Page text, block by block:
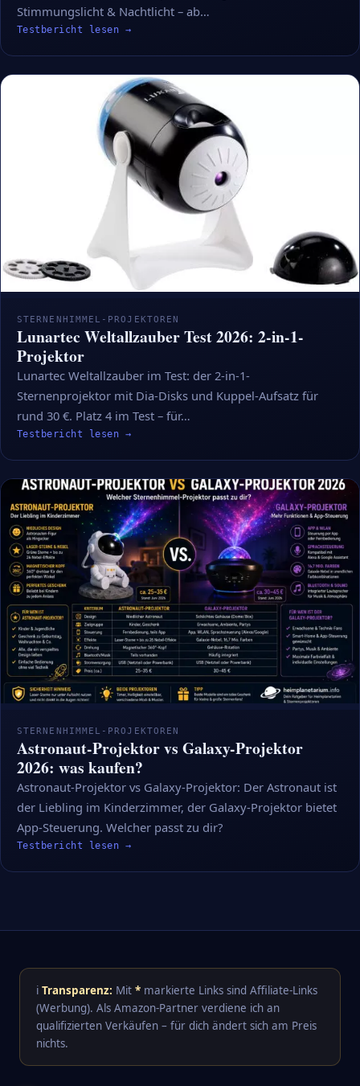
Stimmungslicht & Nachtlicht – ab…
Testbericht lesen →
STERNENHIMMEL-PROJEKTOREN
Lunartec Weltallzauber Test 2026: 2-in-1-
Projektor
Lunartec Weltallzauber im Test: der 2-in-1-
Sternenprojektor mit Dia-Disks und Kuppel-Aufsatz für
rund 30 €. Platz 4 im Test – für…
Testbericht lesen →
STERNENHIMMEL-PROJEKTOREN
Astronaut-Projektor vs Galaxy-Projektor
2026: was kaufen?
Astronaut-Projektor vs Galaxy-Projektor: Der Astronaut ist
der Liebling im Kinderzimmer, der Galaxy-Projektor bietet
App-Steuerung. Welcher passt zu dir?
Testbericht lesen →
ℹ️ Transparenz: Mit * markierte Links sind Affiliate-Links
(Werbung). Als Amazon-Partner verdiene ich an
qualifizierten Verkäufen – für dich ändert sich am Preis
nichts.